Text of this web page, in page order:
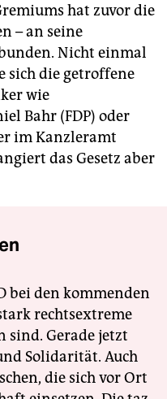
hat zuvor die
– an seine
Nicht einmal
sich die getroffene
wie
Bahr (FDP) oder
im Kanzleramt
das Gesetz aber
bei den kommenden
rechtsextreme
sind. Gerade jetzt
Solidarität. Auch
die sich vor Ort